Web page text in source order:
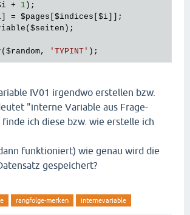
+ 1 );
] = $pages $indices $i ]];
$seiten );
$random, 'TYPINT'
IV01 irgendwo erstellen bzw.
"interne Variable aus Frage-
finde ich diese bzw. wie erstelle ich
funktioniert) wie genau wird die
gespeichert?
rangfolge-merken internevariable